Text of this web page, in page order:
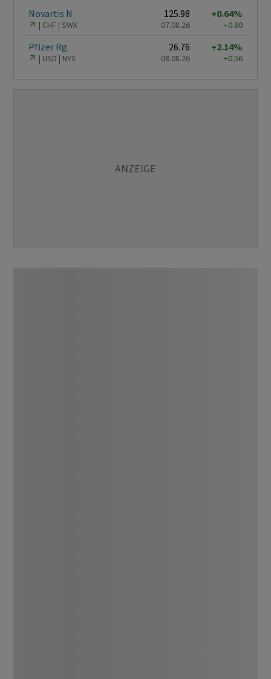
Novartis N
CHF SWX
125.98
07.08.26
+0.64%
+0.80
Pfizer Rg
USD NYX
26.76
08.08.26
+2.14%
+0.56